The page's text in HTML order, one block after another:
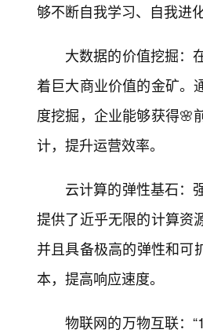
够不断自我学习、自我进
大数据的价值挖掘：
着巨大商业价值的金矿。
度挖掘，企业能够获得🌸
计，提升运营效率。
云计算的弹性基石：
提供了近乎无限的计算资
并且具备极高的弹性和可
本，提高响应速度。
物联网的万物互联：